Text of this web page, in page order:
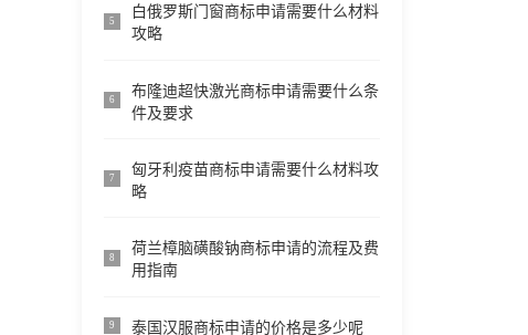
5
白俄罗斯门窗商标申请需要什么材料
攻略
6
布隆迪超快激光商标申请需要什么条
件及要求
7
匈牙利疫苗商标申请需要什么材料攻
略
8
荷兰樟脑磺酸钠商标申请的流程及费
用指南
9 泰国汉服商标申请的价格是多少呢